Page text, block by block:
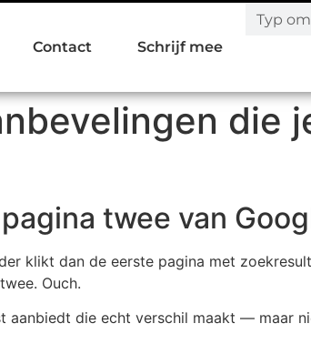
Contact Schrijf mee
die
twee van
klikt dan de eerste pagina met
Ouch.
die echt verschil maakt — maar